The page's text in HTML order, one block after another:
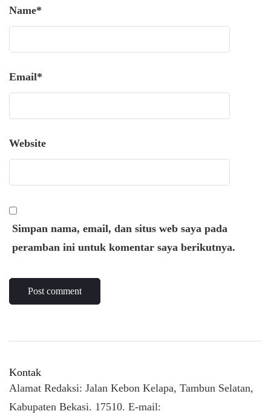
Name*
Email*
Website
Simpan nama, email, dan situs web saya pada
peramban ini untuk komentar saya berikutnya.
Kontak
Alamat Redaksi: Jalan Kebon Kelapa, Tambun Selatan,
Kabupaten Bekasi. 17510. E-mail: